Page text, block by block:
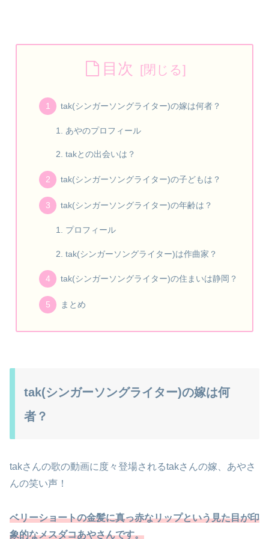
目次
tak(シンガーソングライター)の嫁は何者？
あやのプロフィール
takとの出会いは？
tak(シンガーソングライター)の子どもは？
tak(シンガーソングライター)の年齢は？
プロフィール
tak(シンガーソングライター)は作曲家？
tak(シンガーソングライター)の住まいは静岡？
まとめ
tak(シンガーソングライター)の嫁は何
者？
takさんの歌の動画に度々登場されるtakさんの嫁、あやさ
んの笑い声！
ベリーショートの金髪に真っ赤なリップという見た目が印
象的なメスダコあやさんです。